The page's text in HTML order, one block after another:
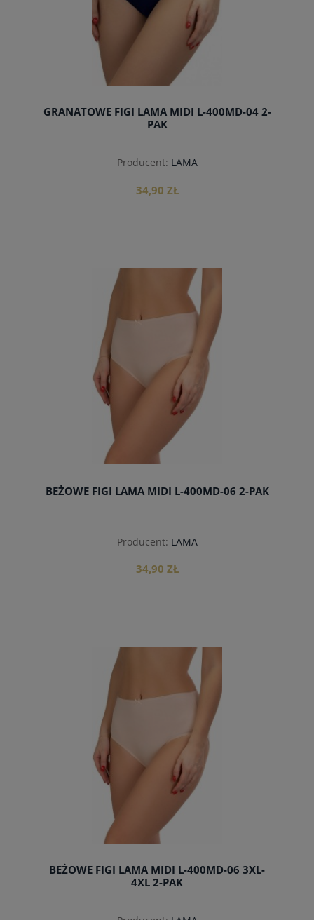
GRANATOWE FIGI LAMA MIDI L-400MD-04 2-
PAK
Producent: LAMA
34,90 ZŁ
BEŻOWE FIGI LAMA MIDI L-400MD-06 2-PAK
Producent: LAMA
34,90 ZŁ
BEŻOWE FIGI LAMA MIDI L-400MD-06 3XL-
4XL 2-PAK